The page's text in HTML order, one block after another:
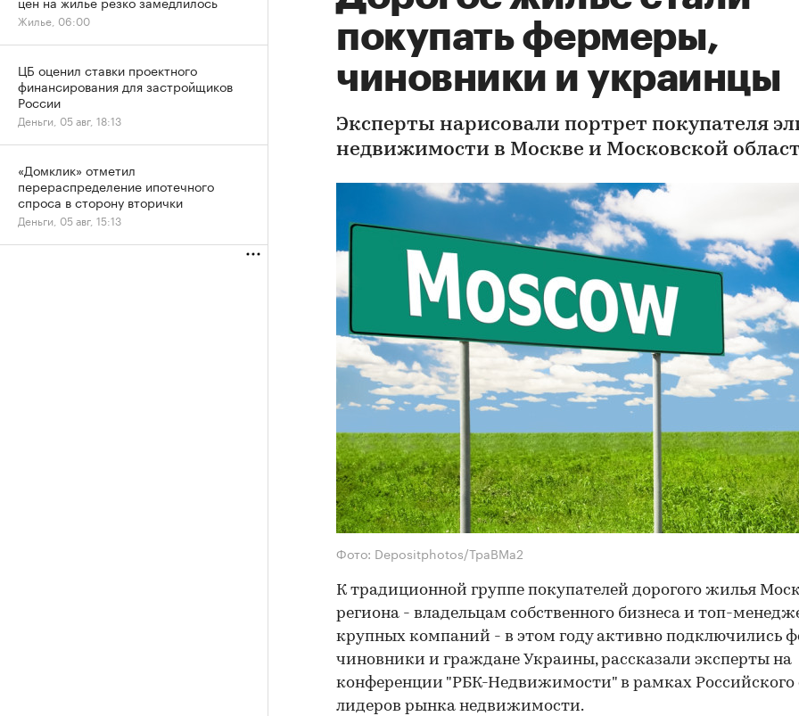
покупать фермеры,
чиновники и украинцы
Эксперты нарисовали портрет покупателя
недвижимости в Москве и Московской
Фото: Depositphotos/TpaBMa2
К традиционной группе покупателей дорогого жилья
региона - владельцам собственного бизнеса и топ-
крупных компаний - в этом году активно подключились
чиновники и граждане Украины, рассказали эксперты на
конференции "РБК-Недвижимости" в рамках
лидеров рынка недвижимости.
Жилье, 06:00
ЦБ оценил ставки проектного
финансирования для застройщиков
России
Деньги, 05 авг, 18:13
«Домклик» отметил
перераспределение ипотечного
спроса в сторону вторички
Деньги, 05 авг, 15:13